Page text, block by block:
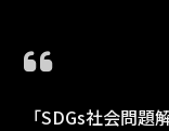
「SDGs社会問